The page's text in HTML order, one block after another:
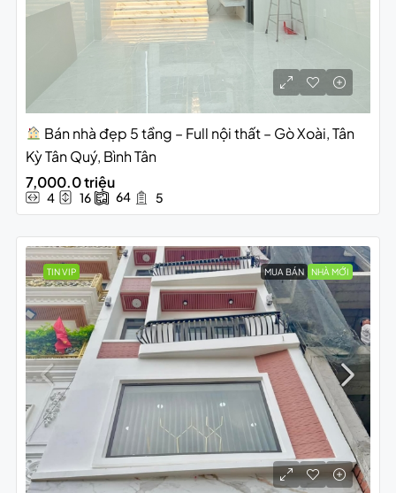
Bán nhà đẹp 5 tầng – Full nội thất – Gò Xoài, Tân
Kỳ Tân Quý, Bình Tân
7,000.0 triệu
4 16 64 5
TIN VIP MUA BÁN NHÀ MỚI